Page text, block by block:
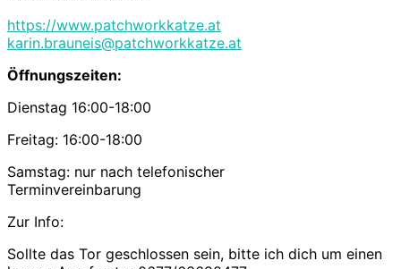
https://www.patchworkkatze.at
karin.brauneis@patchworkkatze.at
Öffnungszeiten:
Dienstag 16:00-18:00
Freitag: 16:00-18:00
Samstag: nur nach telefonischer
Terminvereinbarung
Zur Info:
Sollte das Tor geschlossen sein, bitte ich dich um einen